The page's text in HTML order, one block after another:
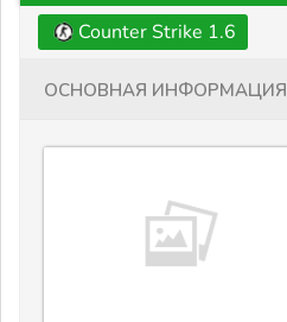
Counter Strike 1.6
Основная информация